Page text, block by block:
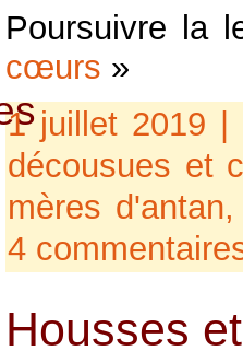
Poursuivre la
cœurs »
1 juillet 2019
décousues et
mères
4
Housses